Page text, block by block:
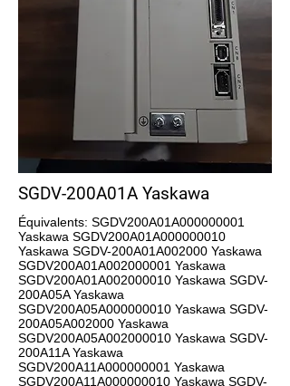
SGDV-200A01A Yaskawa
Équivalents: SGDV200A01A000000001
Yaskawa SGDV200A01A000000010
Yaskawa SGDV-200A01A002000 Yaskawa
SGDV200A01A002000001 Yaskawa
SGDV200A01A002000010 Yaskawa SGDV-
200A05A Yaskawa
SGDV200A05A000000010 Yaskawa SGDV-
200A05A002000 Yaskawa
SGDV200A05A002000010 Yaskawa SGDV-
200A11A Yaskawa
SGDV200A11A000000001 Yaskawa
SGDV200A11A000000010 Yaskawa SGDV-